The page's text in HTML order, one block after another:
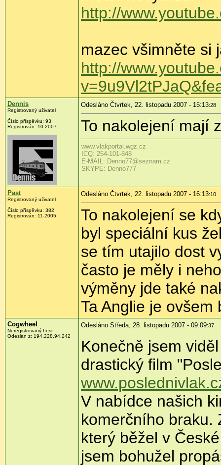
http://
mazec všimněte si
http://
Dennis
Registrovaný uživatel
Číslo příspěvku: 93
Registrován: 10-2007
Odesláno Čtvrtek, 22. listopadu 2007 - 15:13:28
To nakolejení mají
www.vlakportal.wgz.cz
ICQ: 254-101-848
E-MAIL: Denno77@seznam.cz
SKYPE: Denno777
Past
Registrovaný uživatel
Číslo příspěvku: 382
Registrován: 11-2005
Odesláno Čtvrtek, 22. listopadu 2007 - 16:13:10
To nakolejení se
byl speciální kus
se tím utajilo dost
často je měly i
výměny jde také
Ta Anglie je ovšem
Cogwheel
Neregistrovaný host
Odeslán z: 194.228.94.242
Odesláno Středa, 28. listopadu 2007 - 09:09:37
Konečně jsem
drastický film
V nabídce našich
komerčního braku.
který běžel v
jsem bohužel